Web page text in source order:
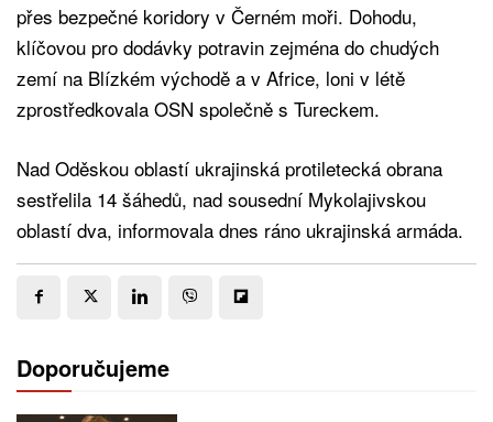
přes bezpečné koridory v Černém moři. Dohodu,
klíčovou pro dodávky potravin zejména do chudých
zemí na Blízkém východě a v Africe, loni v létě
zprostředkovala OSN společně s Tureckem.
Nad Oděskou oblastí ukrajinská protiletecká obrana
sestřelila 14 šáhedů, nad sousední Mykolajivskou
oblastí dva, informovala dnes ráno ukrajinská armáda.
Doporučujeme